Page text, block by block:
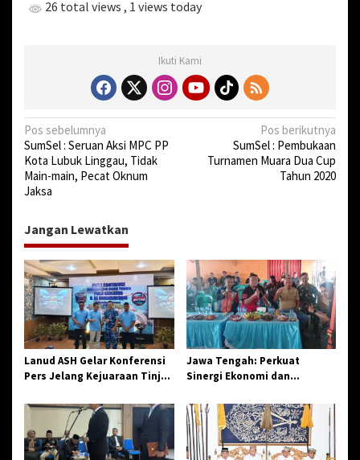
26 total views , 1 views today
Ikuti Kami
N
a
v
i
g
a
s
i
p
o
s
Pos sebelumnya
SumSel : Seruan Aksi MPC PP
Kota Lubuk Linggau, Tidak
Main-main, Pecat Oknum
Jaksa
Pos berikutnya
SumSel : Pembukaan
Turnamen Muara Dua Cup
Tahun 2020
Jangan Lewatkan
Lanud ASH Gelar Konferensi
Pers Jelang Kejuaraan Tinju
2026
Jawa Tengah: Perkuat
Sinergi Ekonomi dan
Jangkar Gelar Halal Bi Halal
di Losari